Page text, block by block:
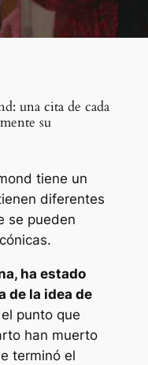
una cita de cada
su
tiene un
diferentes
se pueden
ha estado
de la idea de
punto que
han muerto
terminó el